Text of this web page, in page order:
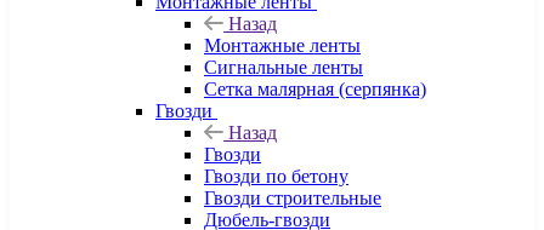
Назад
Монтажные ленты
Сигнальные ленты
Сетка малярная (серпянка)
Гвозди
Назад
Гвозди
Гвозди по бетону
Гвозди строительные
Дюбель-гвозди